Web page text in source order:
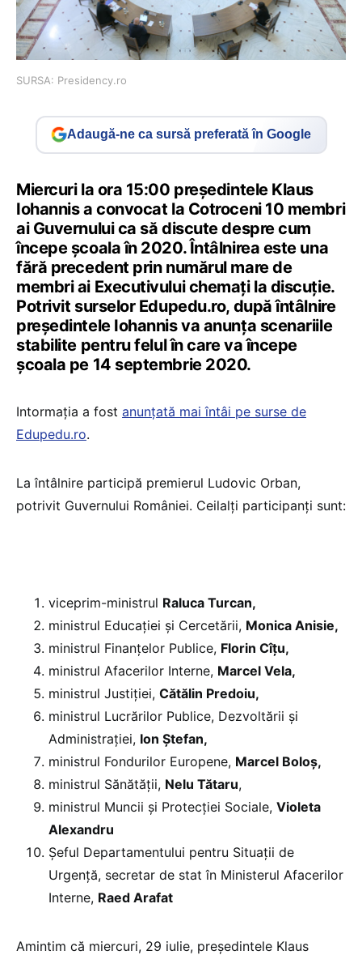
SURSA: Presidency.ro
Adaugă-ne ca sursă preferată în Google
Miercuri la ora 15:00 președintele Klaus
Iohannis a convocat la Cotroceni 10 membri
ai Guvernului ca să discute despre cum
începe școala în 2020. Întâlnirea este una
fără precedent prin numărul mare de
membri ai Executivului chemați la discuție.
Potrivit surselor Edupedu.ro, după întâlnire
președintele Iohannis va anunța scenariile
stabilite pentru felul în care va începe
școala pe 14 septembrie 2020.
Intormația a fost anunțată mai întâi pe surse de
Edupedu.ro.
La întâlnire participă premierul Ludovic Orban,
potrivit Guvernului României. Ceilalți participanți sunt:
viceprim-ministrul Raluca Turcan,
ministrul Educației și Cercetării, Monica Anisie,
ministrul Finanțelor Publice, Florin Cîțu,
ministrul Afacerilor Interne, Marcel Vela,
ministrul Justiției, Cătălin Predoiu,
ministrul Lucrărilor Publice, Dezvoltării și
Administrației, Ion Ștefan,
ministrul Fondurilor Europene, Marcel Boloș,
ministrul Sănătății, Nelu Tătaru,
ministrul Muncii și Protecției Sociale, Violeta
Alexandru
Şeful Departamentului pentru Situaţii de
Urgenţă, secretar de stat în Ministerul Afacerilor
Interne, Raed Arafat
Amintim că miercuri, 29 iulie, președintele Klaus